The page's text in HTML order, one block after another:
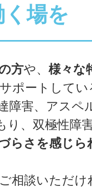
場を
方や、 様々な
ポートしてい
障害、アスペ
り、双極性障
らさを感じら
相談いただ